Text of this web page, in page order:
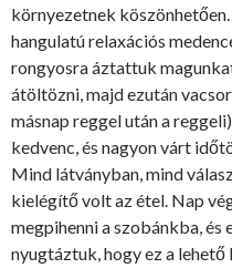
környezetnek
hangulatú relaxációs
rongyosra áztattuk
átöltözni, majd ezután
másnap reggel után a
kedvenc, és nagyon várt
Mind látványban, mind
kielégítő volt az étel. Nap
megpihenni a szobánkba,
nyugtáztuk, hogy ez a